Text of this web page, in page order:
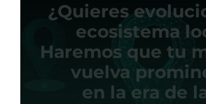
¿Quieres
ecosistema
Haremos que tu
vuelva
en la era de